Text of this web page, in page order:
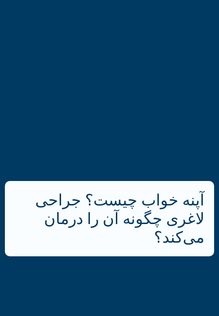
آپنه خواب چیست؟ جراحی
لاغری چگونه آن را درمان
می‌کند؟